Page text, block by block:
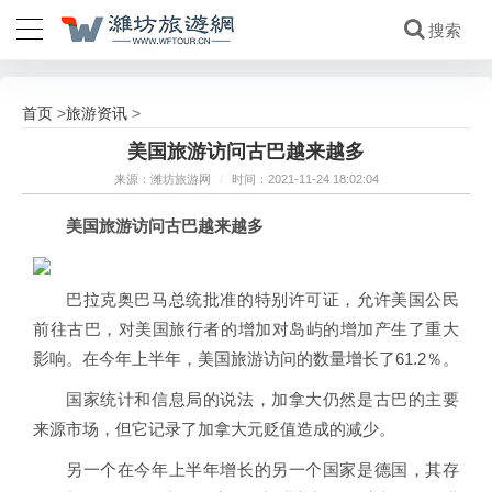
首页 >旅游资讯 >
美国旅游访问古巴越来越多
来源：潍坊旅游网 / 时间：2021-11-24 18:02:04
美国旅游访问古巴越来越多
巴拉克奥巴马总统批准的特别许可证，允许美国公民
前往古巴，对美国旅行者的增加对岛屿的增加产生了重大
影响。在今年上半年，美国旅游访问的数量增长了61.2％。
国家统计和信息局的说法，加拿大仍然是古巴的主要
来源市场，但它记录了加拿大元贬值造成的减少。
另一个在今年上半年增长的另一个国家是德国，其存